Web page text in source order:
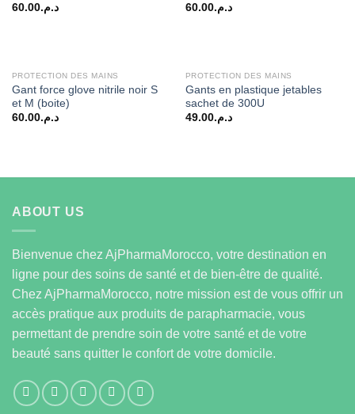
د.م.60.00
د.م.60.00
PROTECTION DES MAINS
Gant force glove nitrile noir S
et M (boite)
د.م.60.00
PROTECTION DES MAINS
Gants en plastique jetables
sachet de 300U
د.م.49.00
ABOUT US
Bienvenue chez AjPharmaMorocco, votre destination en
ligne pour des soins de santé et de bien-être de qualité.
Chez AjPharmaMorocco, notre mission est de vous offrir un
accès pratique aux produits de parapharmacie, vous
permettant de prendre soin de votre santé et de votre
beauté sans quitter le confort de votre domicile.